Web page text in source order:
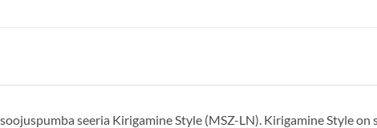
seeria Kirigamine Style (MSZ-LN). Kirigamine Style on